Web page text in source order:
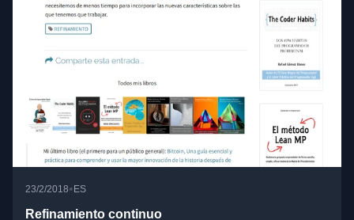
23/2/2018•ES
Refinamiento continuo